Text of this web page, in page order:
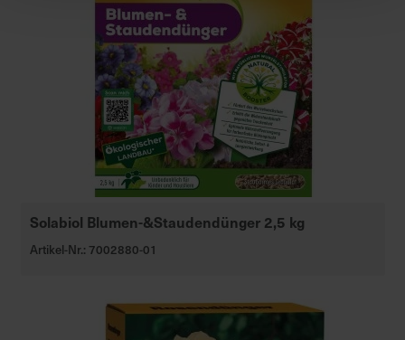
Solabiol Blumen-&Staudendünger 2,5 kg
Artikel-Nr.: 7002880-01